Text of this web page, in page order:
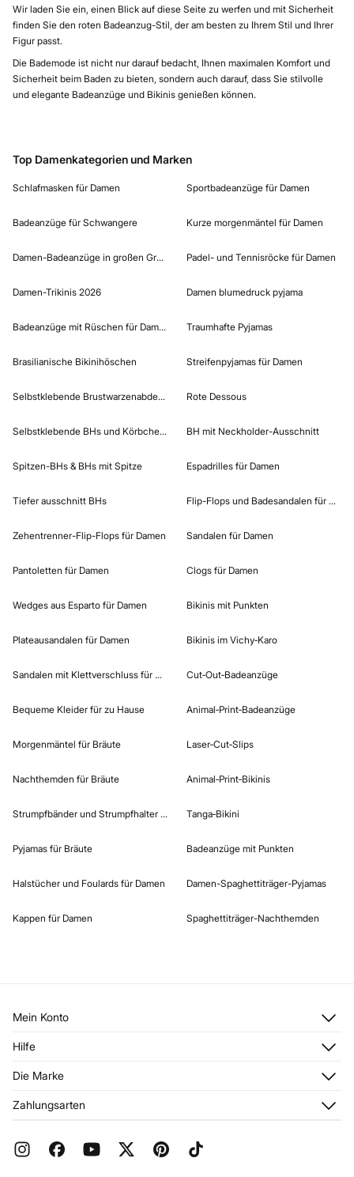
Wir laden Sie ein, einen Blick auf diese Seite zu werfen und mit Sicherheit
finden Sie den roten Badeanzug-Stil, der am besten zu Ihrem Stil und Ihrer
Figur passt.
Die Bademode ist nicht nur darauf bedacht, Ihnen maximalen Komfort und
Sicherheit beim Baden zu bieten, sondern auch darauf, dass Sie stilvolle
und elegante Badeanzüge und Bikinis genießen können.
Top Damenkategorien und Marken
Schlafmasken für Damen
Badeanzüge für Schwangere
Damen-Badeanzüge in großen Größen
Damen-Trikinis 2026
Badeanzüge mit Rüschen für Damen
Brasilianische Bikinihöschen
Selbstklebende Brustwarzenabdeckungen
Selbstklebende BHs und Körbchen für Damen
Spitzen-BHs & BHs mit Spitze
Tiefer ausschnitt BHs
Zehentrenner-Flip-Flops für Damen​
Pantoletten für Damen​
Wedges aus Esparto für Damen
Plateausandalen für Damen
Sandalen mit Klettverschluss für Damen
Bequeme Kleider für zu Hause
Morgenmäntel für Bräute
Nachthemden für Bräute
Strumpfbänder und Strumpfhalter für Bräute
Pyjamas für Bräute
Halstücher und Foulards für Damen
Kappen für Damen
Sportbadeanzüge für Damen
Kurze morgenmäntel für Damen
Padel- und Tennisröcke für Damen
Damen blumedruck pyjama
Traumhafte Pyjamas
Streifenpyjamas für Damen
Rote Dessous
BH mit Neckholder-Ausschnitt
Espadrilles für Damen
Flip-Flops und Badesandalen für
Sandalen für Damen
Clogs für Damen
Bikinis mit Punkten
Bikinis im Vichy‑Karo
Cut‑Out‑Badeanzüge
Animal‑Print‑Badeanzüge
Laser‑Cut‑Slips
Animal‑Print‑Bikinis
Tanga‑Bikini
Badeanzüge mit Punkten
Damen-Spaghettiträger-Pyjamas
Spaghettiträger-Nachthemden
Mein Konto
Meine Adressen
Hilfe
Aktuelle Rabattaktionen
Geschenkverpackung
Die Marke
Franchise
Jobangebote
Zahlungsarten